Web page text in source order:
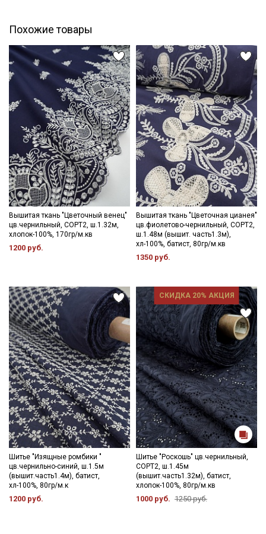
Похожие товары
Вышитая ткань "Цветочный венец"
цв.чернильный, СОРТ2, ш.1.32м,
хлопок-100%, 170гр/м.кв
1200 руб.
Вышитая ткань "Цветочная цианея"
цв.фиолетово-чернильный, СОРТ2,
ш.1.48м (вышит. часть1.3м),
хл-100%, батист, 80гр/м.кв
1350 руб.
Шитье "Изящные ромбики "
цв.чернильно-синий, ш.1.5м
(вышит.часть1.4м), батист,
хл-100%, 80гр/м.к
1200 руб.
СКИДКА 20% АКЦИЯ
Шитье "Роскошь" цв.чернильный,
СОРТ2, ш.1.45м
(вышит.часть1.32м), батист,
хлопок-100%, 80гр/м.кв
1000 руб. 1250 руб.
данных
ДаюСогласие на получение рекламных и
информационных рассылок